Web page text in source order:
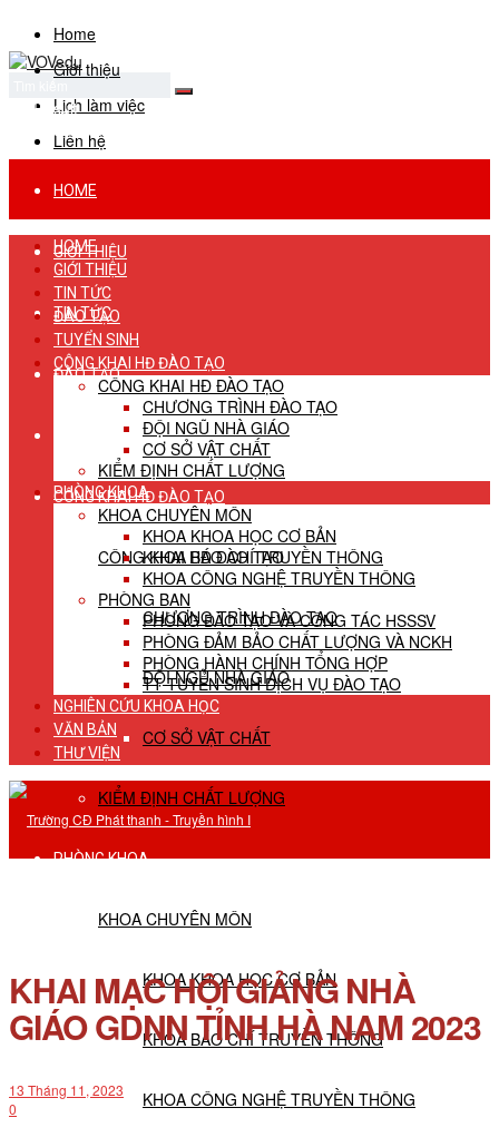
Home
Giới thiệu
Lịch làm việc
Liên hệ
No Result
View All Result
HOME
GIỚI THIỆU
TIN TỨC
ĐÀO TẠO
TUYỂN SINH
CÔNG KHAI HĐ ĐÀO TẠO
CÔNG KHAI HĐ ĐÀO TẠO
CHƯƠNG TRÌNH ĐÀO TẠO
ĐỘI NGŨ NHÀ GIÁO
CƠ SỞ VẬT CHẤT
KIỂM ĐỊNH CHẤT LƯỢNG
PHÒNG KHOA
KHOA CHUYÊN MÔN
KHOA KHOA HỌC CƠ BẢN
KHOA BÁO CHÍ TRUYỀN THÔNG
KHOA CÔNG NGHỆ TRUYỀN THÔNG
HOME
GIỚI THIỆU
TIN TỨC
ĐÀO TẠO
TUYỂN SINH
CÔNG KHAI HĐ ĐÀO TẠO
CÔNG KHAI HĐ ĐÀO TẠO
CHƯƠNG TRÌNH ĐÀO TẠO
ĐỘI NGŨ NHÀ GIÁO
CƠ SỞ VẬT CHẤT
KIỂM ĐỊNH CHẤT LƯỢNG
PHÒNG KHOA
KHOA CHUYÊN MÔN
KHOA KHOA HỌC CƠ BẢN
KHOA BÁO CHÍ TRUYỀN THÔNG
KHOA CÔNG NGHỆ TRUYỀN THÔNG
PHÒNG BAN
PHÒNG ĐÀO TẠO VÀ CÔNG TÁC HSSSV
PHÒNG ĐẢM BẢO CHẤT LƯỢNG VÀ NCKH
PHÒNG HÀNH CHÍNH TỔNG HỢP
TT TUYỂN SINH DỊCH VỤ ĐÀO TẠO
NGHIÊN CỨU KHOA HỌC
VĂN BẢN
THƯ VIỆN
KHAI MẠC HỘI GIẢNG NHÀ
GIÁO GDNN TỈNH HÀ NAM 2023
13 Tháng 11, 2023
0